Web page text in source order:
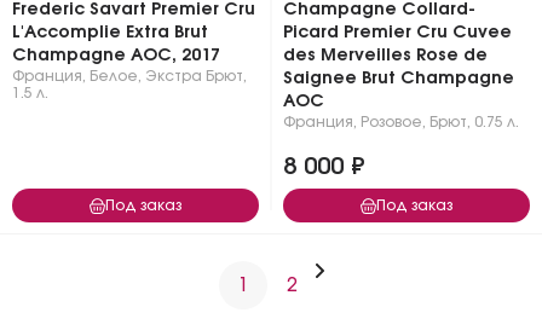
Frederic Savart Premier Cru
L'Accomplie Extra Brut
Champagne AOC, 2017
Франция Белое Экстра Брют
1.5 л.
Под заказ
Champagne Collard-
Picard Premier Cru Cuvee
des Merveilles Rose de
Saignee Brut Champagne
AOC
Франция Розовое Брют 0.75 л.
8 000 ₽
Под заказ
1 2